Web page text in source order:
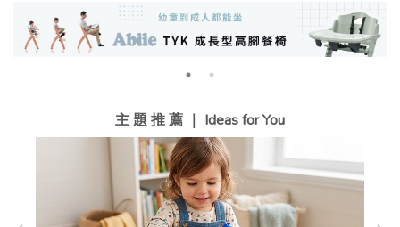
主 題 推 薦 ｜ Ideas for You